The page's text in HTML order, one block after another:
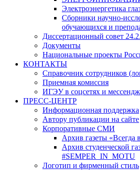
Электроэнергетика
Сборники научно-
обучающихся и
Диссертационный совет
Документы
Национальные проекты
КОНТАКТЫ
Cправочник сотрудников
Приемная комиссия
ИГЭУ в соцсетях и
ПРЕСС-ЦЕНТР
Информационная поддержка
Автору публикации на сайте
Корпоративные СМИ
Архив газеты «Всегда
Архив студенческой
#SEMPER_IN_MOTU
Логотип и фирменный стиль